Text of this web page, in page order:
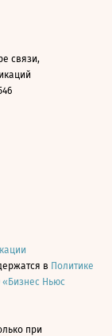
связи,
в Политике
Ньюс
при